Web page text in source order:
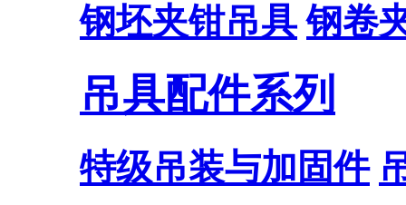
钢坯夹钳吊具 钢卷
吊具配件系列
特级吊装与加固件